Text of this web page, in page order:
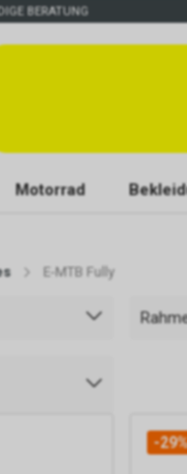
BERATUNG
Motorrad
E-MTB Fully
-